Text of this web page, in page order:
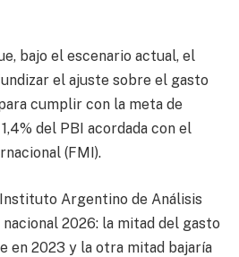
bajo el escenario actual, el
el ajuste sobre el gasto
cumplir con la meta de
del PBI acordada con el
(FMI).
Argentino de Análisis
2026: la mitad del gasto
en 2023 y la otra mitad bajaría